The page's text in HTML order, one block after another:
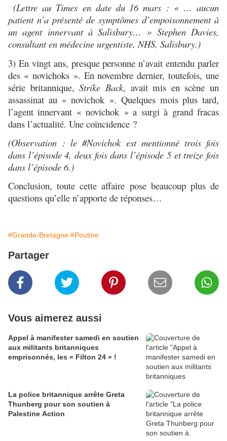
(Lettre au Times en date du 16 mars : « … aucun
patient n’a présenté de symptômes d’empoisonnement à
un agent innervant à Salisbury… » Stephen Davies,
consultant en médecine urgentiste, NHS, Salisbury.)
3) En vingt ans, presque personne n’avait entendu parler
des « novichoks ». En novembre dernier, toutefois, une
série britannique,Strike Back, avait mis en scène un
assassinat au « novichok ». Quelques mois plus tard,
l’agent innervant « novichok » a surgi à grand fracas
dans l’actualité. Une coïncidence ?
(Observation : le #Novichok est mentionné trois fois
dans l’épisode 4, deux fois dans l’épisode 5 et treize fois
dans l’épisode 6.)
Conclusion, toute cette affaire pose beaucoup plus de
questions qu’elle n’apporte de réponses…
#Grande-Bretagne #Poutine
Partager
Vous aimerez aussi
Appel à manifester samedi en soutien
aux militants britanniques
emprisonnés, les « Filton 24 » !
La police britannique arrête Greta
Thunberg pour son soutien à
Palestine Action